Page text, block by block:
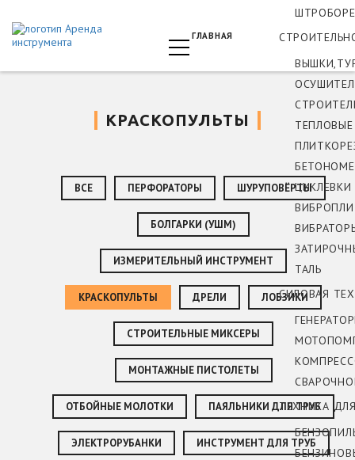
ГЛАВНАЯ
ЦИКЛЕВКИ
ТАЛЬ
СИЛОВАЯ
ТЕХНИКА
КРАСКОПУЛЬТЫ
ВСЕ ПЕРФОРАТОРЫ ШУРУПОВЁРТЫ
БОЛГАРКИ (УШМ)
ИЗМЕРИТЕЛЬНЫЙ ИНСТРУМЕНТ
КРАСКОПУЛЬТЫ ДРЕЛИ ЛОБЗИКИ
СТРОИТЕЛЬНЫЕ МИКСЕРЫ
МОНТАЖНЫЕ ПИСТОЛЕТЫ
ОТБОЙНЫЕ МОЛОТКИ ПАЯЛЬНИКИ ДЛЯ ТРУБ
ЭЛЕКТРОРУБАНКИ ИНСТРУМЕНТ ДЛЯ ТРУБ